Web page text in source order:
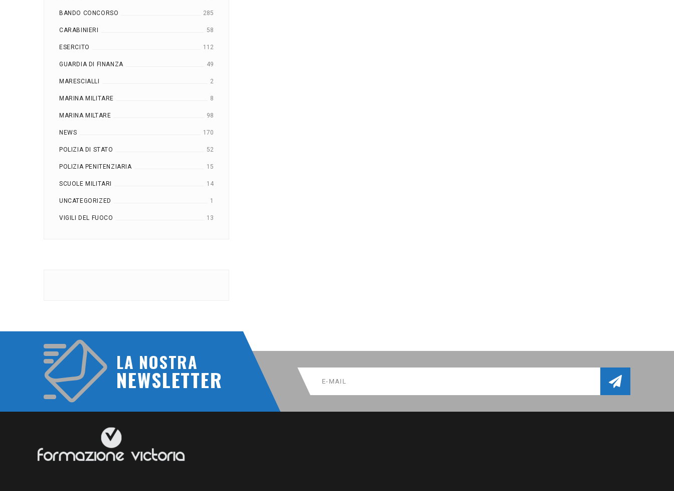
BANDO CONCORSO 285
CARABINIERI 58
ESERCITO 112
GUARDIA DI FINANZA 49
MARESCIALLI 2
MARINA MILITARE 8
MARINA MILTARE 98
NEWS 170
POLIZIA DI STATO 52
POLIZIA PENITENZIARIA 15
SCUOLE MILITARI 14
UNCATEGORIZED 1
VIGILI DEL FUOCO 13
LA NOSTRA
NEWSLETTER